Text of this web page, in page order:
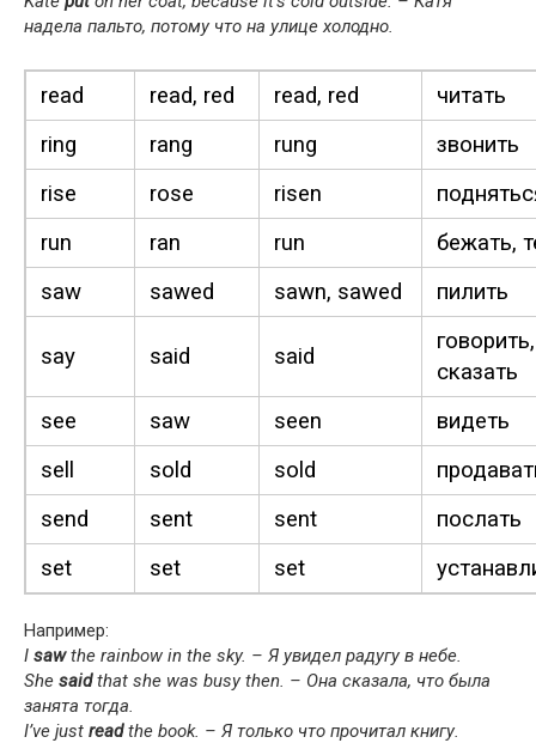
надела пальто, потому что на улице холодно.
read read, red read, red
читать
ring
rang rung
звонить
rise
rose risen
run
ran run
бежать,
saw
sawed sawn, sawed пилить
say said said
говорить,
сказать
see
saw seen
видеть
sell
sold sold
send
sent sent
послать
set
set set
Например:
I sawthe rain­bow in the sky. – Я увидел радугу в небе.
She saidthat she was busy then. – Она сказала, что была
занята тогда.
I’ve just readthe book. – Я только что прочитал книгу.